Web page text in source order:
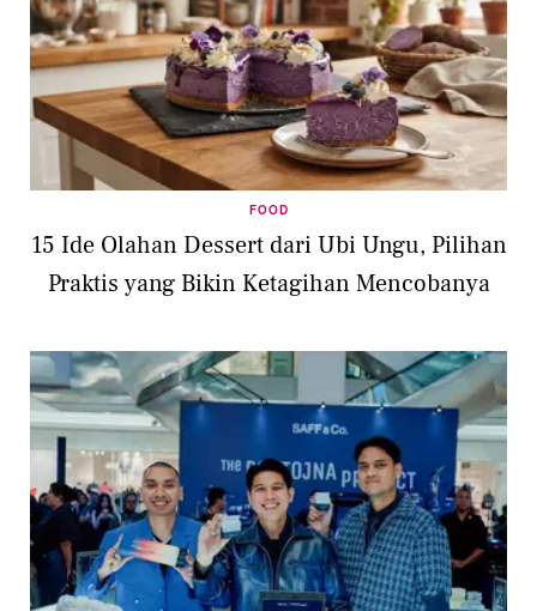
FOOD
15 Ide Olahan Dessert dari Ubi Ungu, Pilihan
Praktis yang Bikin Ketagihan Mencobanya